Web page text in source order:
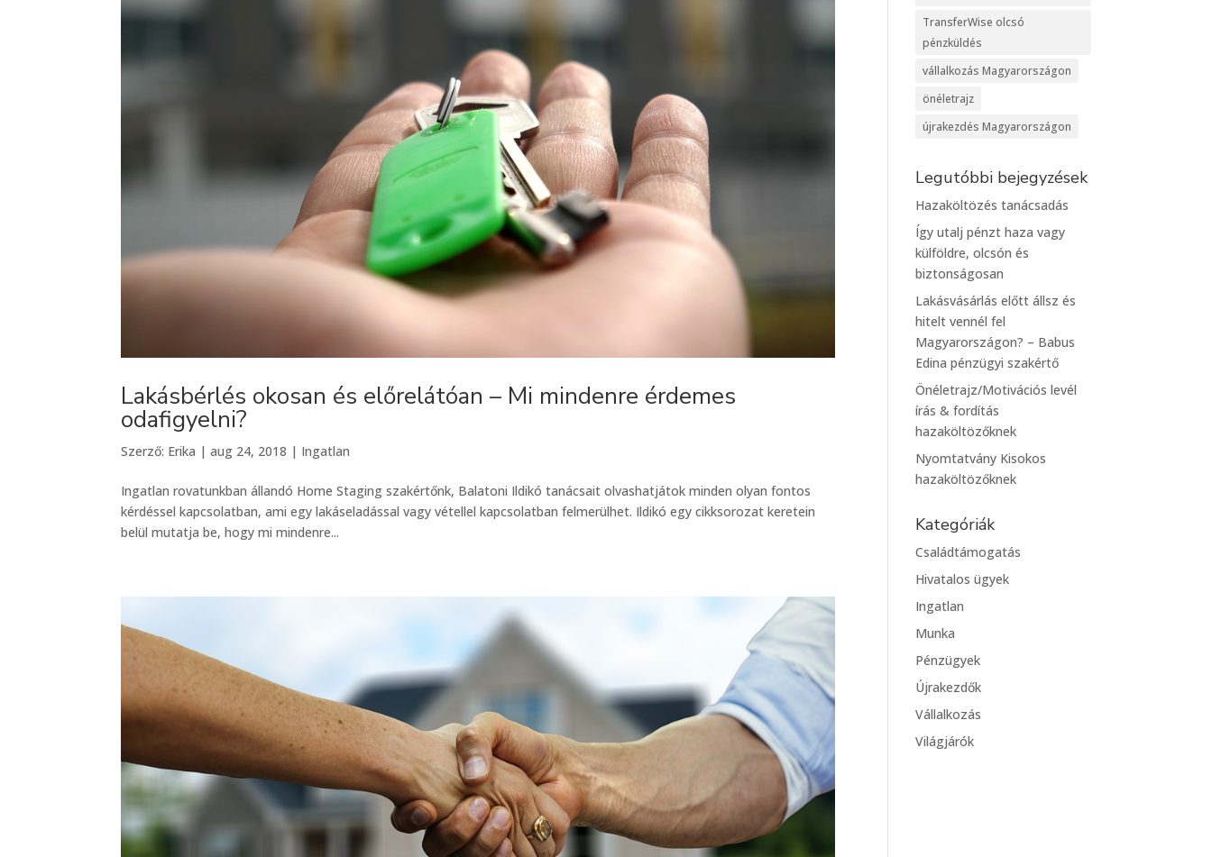
Lakásbérlés okosan és előrelátóan – Mi mindenre érdemes
odafigyelni?
Szerző: Erika |aug 24, 2018 | Ingatlan
Ingatlan rovatunkban állandó Home Staging szakértőnk, Balatoni Ildikó tanácsait olvashatjátok minden olyan fontos
kérdéssel kapcsolatban, ami egy lakáseladással vagy vétellel kapcsolatban felmerülhet. Ildikó egy cikksorozat keretein
belül mutatja be, hogy mi mindenre...
TransferWise olcsó
pénzküldés
vállalkozás Magyarországon
önéletrajz
újrakezdés Magyarországon
Legutóbbi bejegyzések
Hazaköltözés tanácsadás
Így utalj pénzt haza vagy
külföldre, olcsón és
biztonságosan
Lakásvásárlás előtt állsz és
hitelt vennél fel
Magyarországon? – Babus
Edina pénzügyi szakértő
Önéletrajz/Motivációs levél
írás & fordítás
hazaköltözőknek
Nyomtatvány Kisokos
hazaköltözőknek
Kategóriák
Családtámogatás
Hivatalos ügyek
Ingatlan
Munka
Pénzügyek
Újrakezdők
Vállalkozás
Világjárók